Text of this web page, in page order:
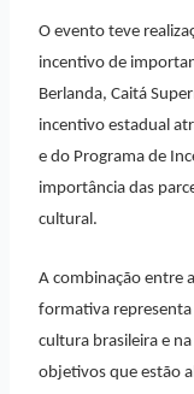
O evento teve
incentivo de
Berlanda, Caitá
incentivo estadual
e do Programa de
importância das
cultural.
A combinação entre
formativa
cultura brasileira e
objetivos que estão